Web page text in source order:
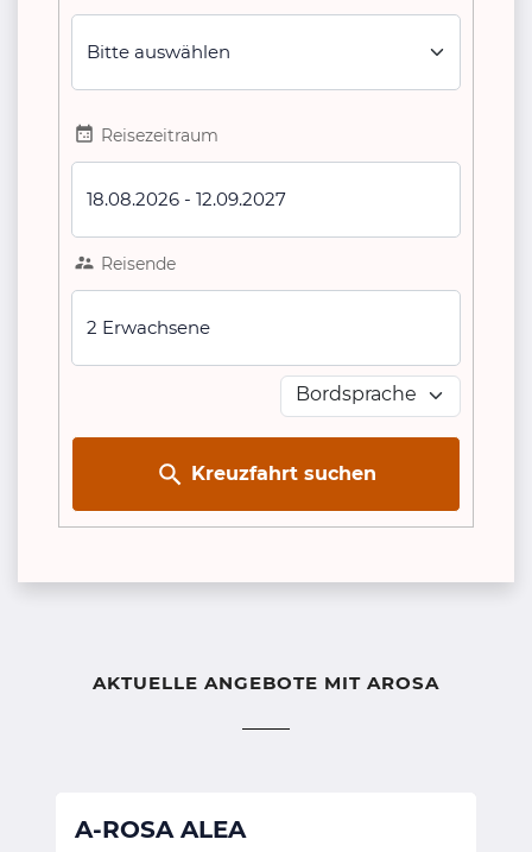
Bitte auswählen
Reisezeitraum
18.08.2026 - 12.09.2027
Reisende
2 Erwachsene
Kreuzfahrt suchen
AKTUELLE ANGEBOTE MIT AROSA
A-ROSA ALEA